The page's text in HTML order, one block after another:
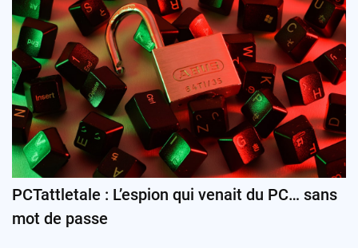
PCTattletale : L’espion qui venait du PC… sans
mot de passe